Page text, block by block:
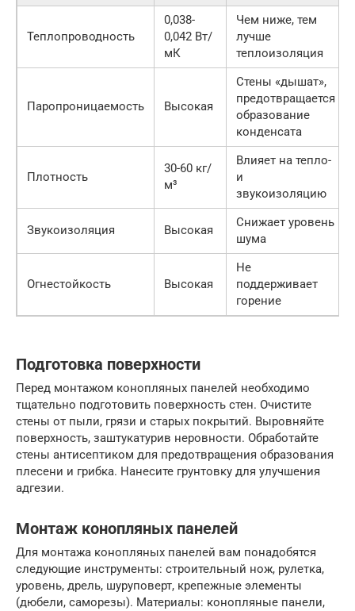
Теплопроводность
0,038-
0,042 Вт/
мК
Чем ниже, тем
лучше
теплоизоляция
Паропроницаемость Высокая
Стены «дышат»,
предотвращается
образование
конденсата
Плотность
30-60 кг/
м³
Влияет на тепло-
и
звукоизоляцию
Звукоизоляция Высокая
Снижает уровень
шума
Огнестойкость Высокая
Не
поддерживает
горение
Подготовка поверхности
Перед монтажом конопляных панелей необходимо
тщательно подготовить поверхность стен. Очистите
стены от пыли, грязи и старых покрытий. Выровняйте
поверхность, заштукатурив неровности. Обработайте
стены антисептиком для предотвращения образования
плесени и грибка. Нанесите грунтовку для улучшения
адгезии.
Монтаж конопляных панелей
Для монтажа конопляных панелей вам понадобятся
следующие инструменты: строительный нож, рулетка,
уровень, дрель, шуруповерт, крепежные элементы
(дюбели, саморезы). Материалы: конопляные панели,